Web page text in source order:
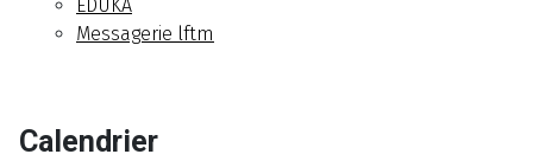
EDUKA
Messagerie lftm
Calendrier